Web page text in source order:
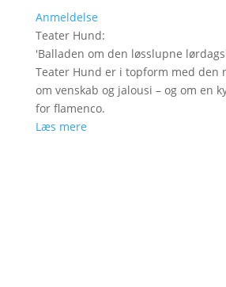
Anmeldelse
Teater Hund:
'Balladen om den løsslupne
Teater Hund er i topform med den
om venskab og jalousi – og om en
for flamenco.
Læs mere